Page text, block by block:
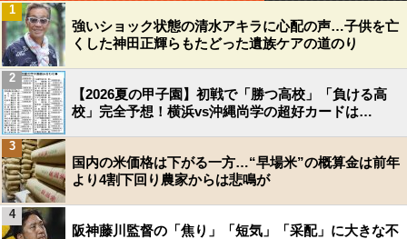
強いショック状態の清水アキラに心配の声…子供を亡
くした神田正輝らもたどった遺族ケアの道のり
1
【2026夏の甲子園】初戦で「勝つ高校」「負ける高
校」完全予想！横浜vs沖縄尚学の超好カードは…
2
国内の米価格は下がる一方…“早場米”の概算金は前年
より4割下回り農家からは悲鳴が
3
阪神藤川監督の「焦り」「短気」「采配」に大きな不
4